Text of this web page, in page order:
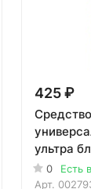
425 ₽
ультра
0
Есть
Арт.